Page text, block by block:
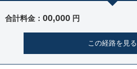
合計料金： 00,000 円
この経路を見る